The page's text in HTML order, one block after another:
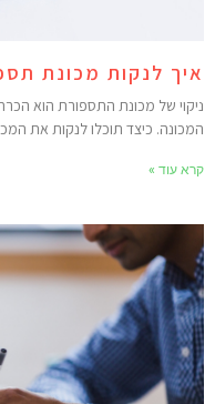
לנקות מכונת
של מכונת התספורת הוא הכרחי,
כיצד תוכלו לנקות את המכונה
עוד »